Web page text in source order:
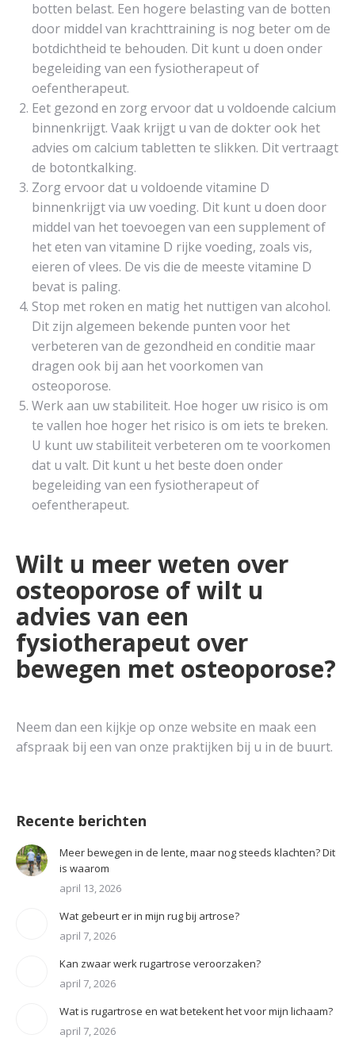
botten belast. Een hogere belasting van de botten
door middel van krachttraining is nog beter om de
botdichtheid te behouden. Dit kunt u doen onder
begeleiding van een fysiotherapeut of
oefentherapeut.
Eet gezond en zorg ervoor dat u voldoende calcium
binnenkrijgt. Vaak krijgt u van de dokter ook het
advies om calcium tabletten te slikken. Dit vertraagt
de botontkalking.
Zorg ervoor dat u voldoende vitamine D
binnenkrijgt via uw voeding. Dit kunt u doen door
middel van het toevoegen van een supplement of
het eten van vitamine D rijke voeding, zoals vis,
eieren of vlees. De vis die de meeste vitamine D
bevat is paling.
Stop met roken en matig het nuttigen van alcohol.
Dit zijn algemeen bekende punten voor het
verbeteren van de gezondheid en conditie maar
dragen ook bij aan het voorkomen van
osteoporose.
Werk aan uw stabiliteit. Hoe hoger uw risico is om
te vallen hoe hoger het risico is om iets te breken.
U kunt uw stabiliteit verbeteren om te voorkomen
dat u valt. Dit kunt u het beste doen onder
begeleiding van een fysiotherapeut of
oefentherapeut.
Wilt u meer weten over
osteoporose of wilt u
advies van een
fysiotherapeut over
bewegen met osteoporose?
Neem dan een kijkje op onze website en maak een
afspraak bij een van onze praktijken bij u in de buurt.
Recente berichten
Meer bewegen in de lente, maar nog steeds klachten? Dit
is waarom
april 13, 2026
Wat gebeurt er in mijn rug bij artrose?
april 7, 2026
Kan zwaar werk rugartrose veroorzaken?
april 7, 2026
Wat is rugartrose en wat betekent het voor mijn lichaam?
april 7, 2026